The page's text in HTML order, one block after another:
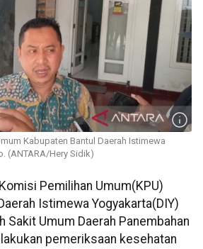
Kabupaten Bantul Daerah Istimewa
(ANTARA/Hery Sidik)
Pemilihan Umum(KPU)
Istimewa Yogyakarta(DIY)
Sakit Umum Daerah Panembahan
pemeriksaan kesehatan